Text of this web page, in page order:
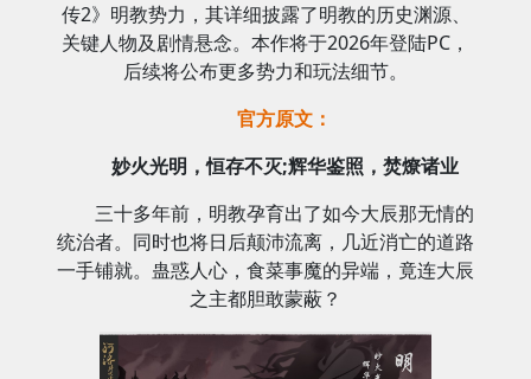
传2》明教势力，其详细披露了明教的历史渊源、
关键人物及剧情悬念。本作将于2026年登陆PC，
后续将公布更多势力和玩法细节。
官方原文：
妙火光明，恒存不灭;辉华鉴照，焚燎诸业
三十多年前，明教孕育出了如今大辰那无情的
统治者。同时也将日后颠沛流离，几近消亡的道路
一手铺就。蛊惑人心，食菜事魔的异端，竟连大辰
之主都胆敢蒙蔽？